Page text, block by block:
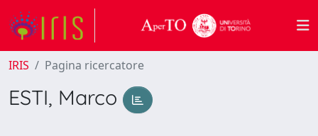
IRIS Pagina ricercatore
ESTI, Marco